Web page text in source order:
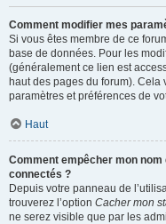
Comment modifier mes
Si vous êtes membre de ce
base de données. Pour les
(généralement ce lien est
haut des pages du forum).
paramètres et préférences de
Haut
Comment empêcher mon
connectés ?
Depuis votre panneau de
trouverez l’option Cacher mon
ne serez visible que par les